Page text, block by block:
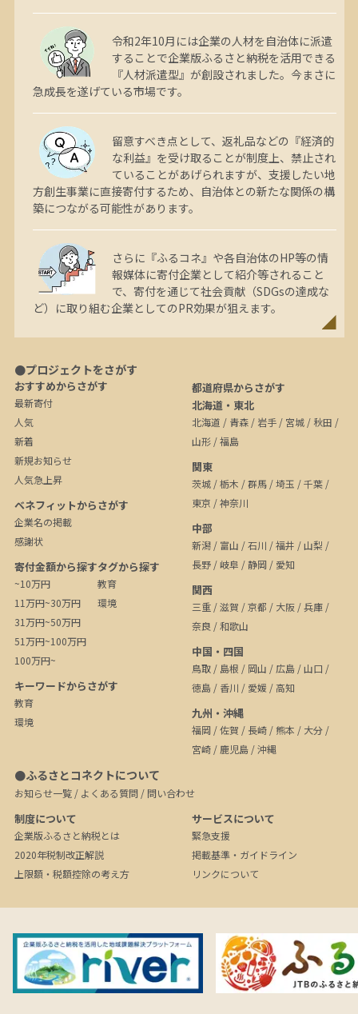
令和2年10月には企業の人材を自治体に派遣
することで企業版ふるさと納税を活用できる
『人材派遣型』が創設されました。今まさに
急成長を遂げている市場です。
留意すべき点として、返礼品などの『経済的
な利益』を受け取ることが制度上、禁止され
ていることがあげられますが、支援したい地
方創生事業に直接寄付するため、自治体との新たな関係の構
築につながる可能性があります。
さらに『ふるコネ』や各自治体のHP等の情
報媒体に寄付企業として紹介等されること
で、寄付を通じて社会貢献（SDGsの達成な
ど）に取り組む企業としてのPR効果が狙えます。
●プロジェクトをさがす
おすすめからさがす
最新寄付
人気
新着
新規お知らせ
人気急上昇
ベネフィットからさがす
企業名の掲載
感謝状
寄付金額から探す
~10万円
11万円~30万円
31万円~50万円
51万円~100万円
100万円~
タグから探す
教育
環境
キーワードからさがす
教育
環境
都道府県からさがす
北海道・東北
北海道 / 青森 / 岩手 / 宮城 / 秋田 /
山形 /福島
関東
茨城 /栃木 /群馬 /埼玉 /千葉 /
東京 /神奈川
中部
新潟 / 富山 /石川 /福井 /山梨 /
長野 /岐阜 /静岡 / 愛知
関西
三重 /滋賀 /京都 / 大阪 /兵庫 /
奈良 /和歌山
中国・四国
鳥取 / 島根 / 岡山 / 広島 /山口 /
徳島 / 香川 / 愛媛 /高知
九州・沖縄
福岡 /佐賀 / 長崎 /熊本 / 大分 /
宮崎 / 鹿児島 /沖縄
●ふるさとコネクトについて
お知らせ一覧/ よくある質問 / 問い合わせ
制度について
企業版ふるさと納税とは
2020年税制改正解説
上限額・税額控除の考え方
サービスについて
緊急支援
掲載基準・ガイドライン
リンクについて